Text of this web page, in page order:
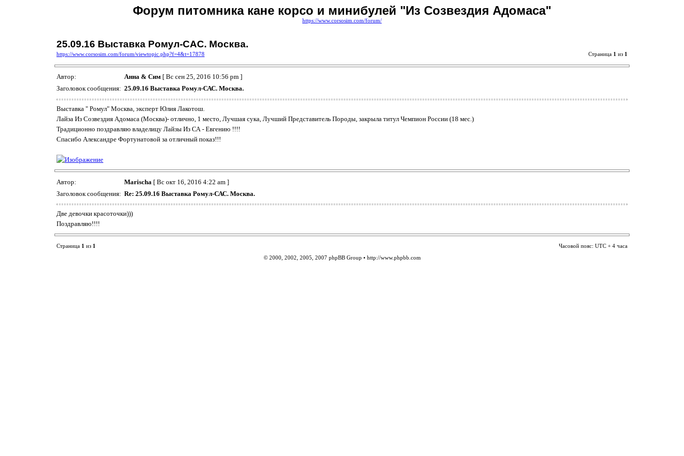
Форум питомника кане корсо и минибулей "Из Созвездия Адомаса"
https://www.corsosim.com/forum/
25.09.16 Выставка Ромул-САС. Москва.
https://www.corsosim.com/forum/viewtopic.php?f=4&t=17878 Страница 1 из 1
Автор: Анна & Сим [ Вс сен 25, 2016 10:56 pm ]
Заголовок сообщения: 25.09.16 Выставка Ромул-САС. Москва.
Выставка " Ромул" Москва, эксперт Юлия Лакотош.
Лайза Из Созвездия Адомаса (Москва)- отлично, 1 место, Лучшая сука, Лучший Представитель Породы, закрыла титул Чемпион России (18 мес.)
Традиционно поздравляю владелицу Лайзы Из СА - Евгению !!!!
Спасибо Александре Фортунатовой за отличный показ!!!
Автор: Marischa [ Вс окт 16, 2016 4:22 am ]
Заголовок сообщения: Re: 25.09.16 Выставка Ромул-САС. Москва.
Две девочки красоточки)))
Поздравляю!!!!
Страница 1 из 1 Часовой пояс: UTC + 4 часа
© 2000, 2002, 2005, 2007 phpBB Group • http://www.phpbb.com